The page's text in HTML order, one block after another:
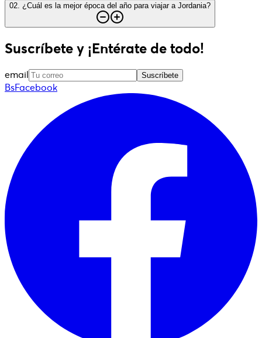
02 ¿Cuál es la mejor época del año para viajar a Jordania?
Suscríbete y ¡Entérate de todo!
email Suscríbete
BsFacebook